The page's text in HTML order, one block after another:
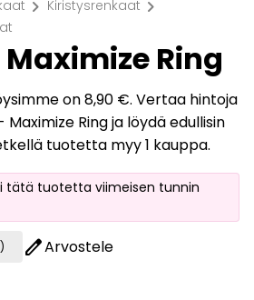
chevron_right Kiristysrenkaat chevron_right
Maximize Ring
on 8,90 €. Vertaa hintoja
Maximize Ring ja löydä edullisin
tuotetta myy 1 kauppa.
tätä tuotetta viimeisen tunnin
editArvostele